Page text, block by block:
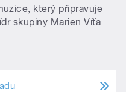
který připravuje
skupiny Marien Víťa